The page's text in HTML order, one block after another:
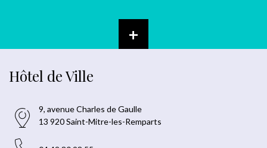
+
Hôtel de Ville
9, avenue Charles de Gaulle
13 920 Saint-Mitre-les-Remparts